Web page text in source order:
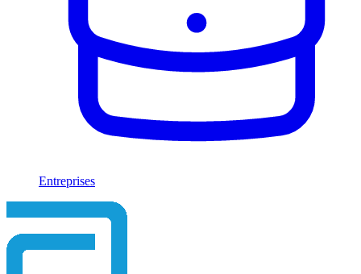
Entreprises